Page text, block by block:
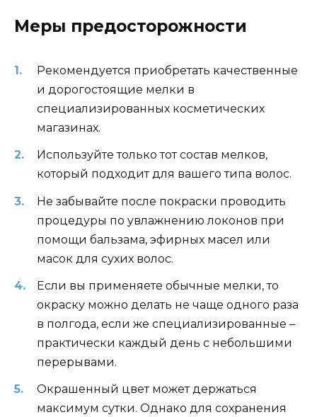
Меры предосторожности
Рекомендуется приобретать качественные
и дорогостоящие мелки в
специализированных косметических
магазинах.
Используйте только тот состав мелков,
который подходит для вашего типа волос.
Не забывайте после покраски проводить
процедуры по увлажнению локонов при
помощи бальзама, эфирных масел или
масок для сухих волос.
Если вы применяете обычные мелки, то
окраску можно делать не чаще одного раза
в полгода, если же специализированные –
практически каждый день с небольшими
перерывами.
Окрашенный цвет может держаться
максимум сутки. Однако для сохранения